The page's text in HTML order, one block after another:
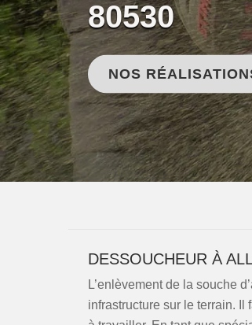
80530
NOS
DESSOUCHEUR À
L’enlèvement de la souche
infrastructure sur le terrain. Il